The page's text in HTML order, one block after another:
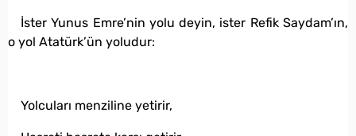
İster Yunus Emre’nin yolu deyin, ister Refik Saydam’ın,
o yol Atatürk’ün yoludur:
Yolcuları menziline yetirir,